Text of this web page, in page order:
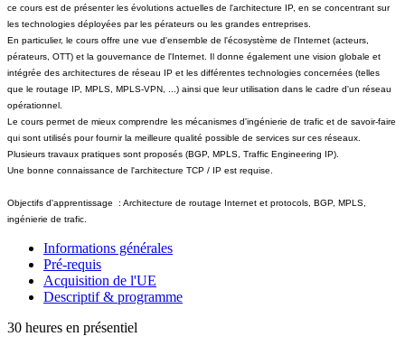
ce cours est de présenter les évolutions actuelles de l'architecture IP, en se concentrant sur
les technologies déployées par les pérateurs ou les grandes entreprises.
En particulier, le cours offre une vue d'ensemble de l'écosystème de l'Internet (acteurs,
pérateurs, OTT) et la gouvernance de l'Internet. Il donne également une vision globale et
intégrée des architectures de réseau IP et les différentes technologies concernées (telles
que le routage IP, MPLS, MPLS-VPN, ...) ainsi que leur utilisation dans le cadre d'un réseau
opérationnel.
Le cours permet de mieux comprendre les mécanismes d'ingénierie de trafic et de savoir-faire
qui sont utilisés pour fournir la meilleure qualité possible de services sur ces réseaux.
Plusieurs travaux pratiques sont proposés (BGP, MPLS, Traffic Engineering IP).
Une bonne connaissance de l'architecture TCP / IP est requise.
Objectifs d'apprentissage : Architecture de routage Internet et protocols, BGP, MPLS,
ingénierie de trafic.
Informations générales
Pré-requis
Acquisition de l'UE
Descriptif & programme
30 heures en présentiel